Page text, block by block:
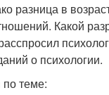
разница в
Какой
о психологии.
теме: